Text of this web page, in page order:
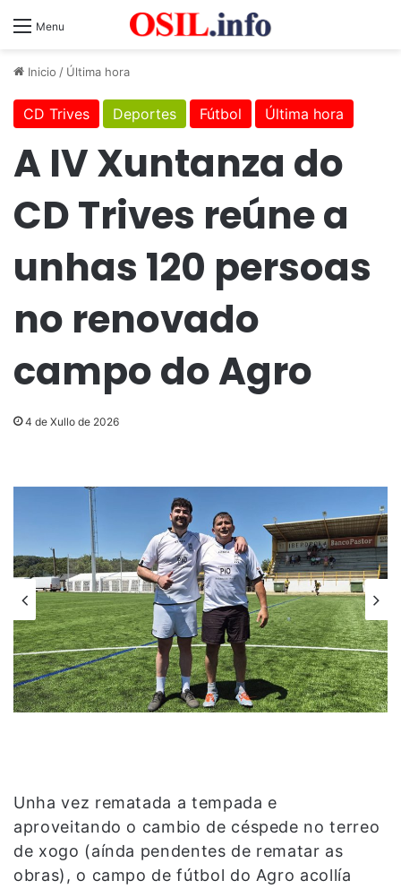
Menu
Inicio / Última hora
CD Trives Deportes Fútbol Última hora
A IV Xuntanza do
CD Trives reúne a
unhas 120 persoas
no renovado
campo do Agro
4 de Xullo de 2026
Unha vez rematada a tempada e
aproveitando o cambio de céspede no terreo
de xogo (aínda pendentes de rematar as
obras), o campo de fútbol do Agro acollía